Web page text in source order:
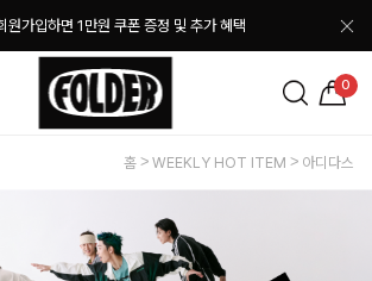
원가입하면 1만원 쿠폰 증정 및 추가 혜택
0
홈 WEEKLY HOT ITEM 아디다스